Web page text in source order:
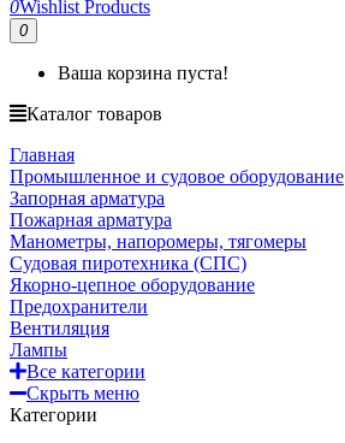
0Wishlist Products
0
Ваша корзина пуста!
Каталог товаров
Главная
Промышленное и судовое оборудование
Запорная арматура
Пожарная арматура
Манометры, напоромеры, тягомеры
Судовая пиротехника (СПС)
Якорно-цепное оборудование
Предохранители
Вентиляция
Лампы
Все категории
Скрыть меню
Категории